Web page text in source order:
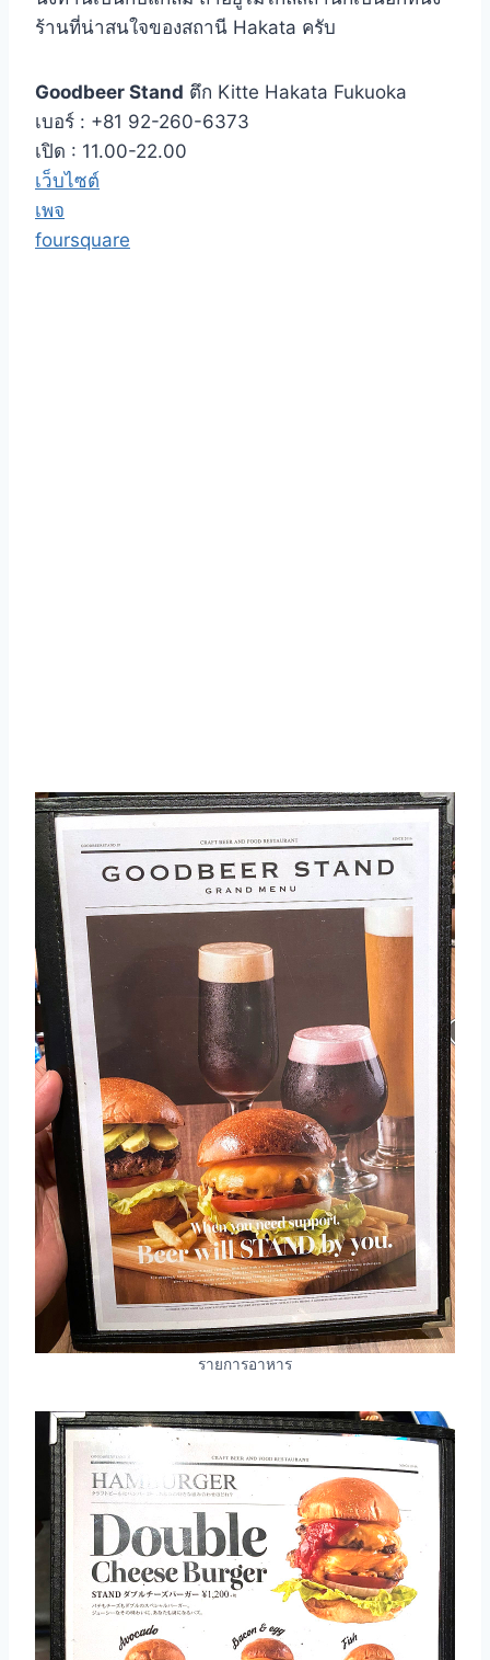
ร้านที่น่าสนใจของสถานี Hakata ครับ
Goodbeer Stand ตึก Kitte Hakata Fukuoka
เบอร์ : +81 92-260-6373
เปิด : 11.00-22.00
เว็บไซต์
เพจ
foursquare
รายการอาหาร